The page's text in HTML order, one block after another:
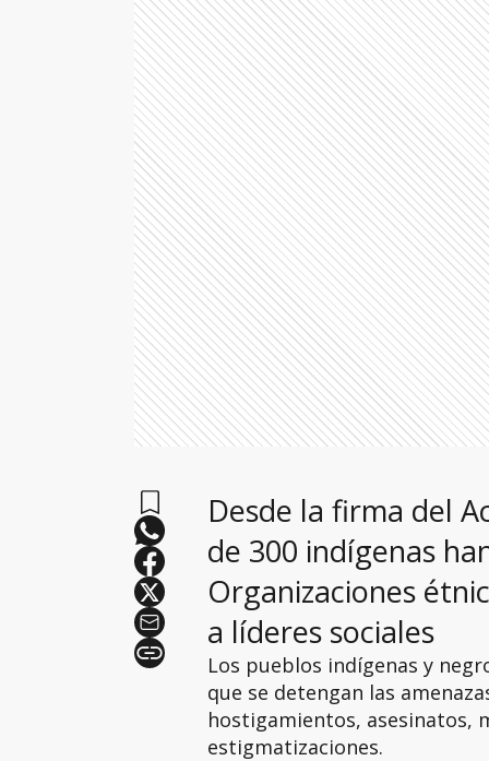
Desde la firma del
de 300 indígenas
Organizaciones
a líderes sociales
Los pueblos indígenas y
que se detengan las
hostigamientos, asesinatos,
estigmatizaciones.